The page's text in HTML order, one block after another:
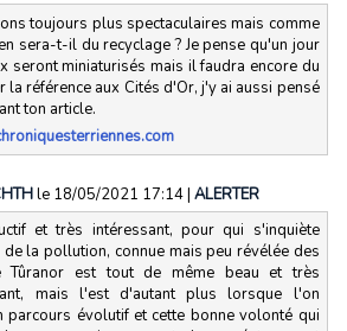
toujours plus spectaculaires mais comme
sera-t-il du recyclage ? Je pense qu'un jour
seront miniaturisés mais il faudra encore du
la référence aux Cités d'Or, j'y ai aussi pensé
ton article.
le 18/05/2021 17:14| ALERTER
et très intéressant, pour qui s'inquiète
la pollution, connue mais peu révélée des
Tûranor est tout de même beau et très
mais l'est d'autant plus lorsque l'on
parcours évolutif et cette bonne volonté qui